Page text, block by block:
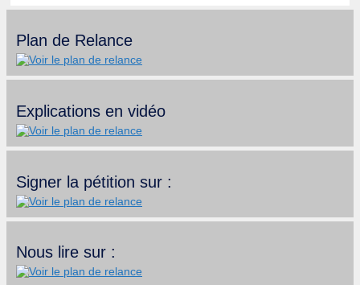
Plan de Relance
Explications en vidéo
Signer la pétition sur :
Nous lire sur :